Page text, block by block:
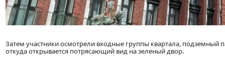
Затем участники осмотрели входные группы квартала, подземный
откуда открывается потрясающий вид на зеленый двор.